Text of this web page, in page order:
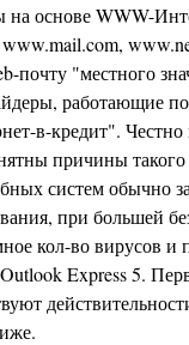
на основе WWW-
почту "местного
работающие
в-кредит". Честно
причины такого
систем обычно
при большей
кол-во вирусов
Express 5.